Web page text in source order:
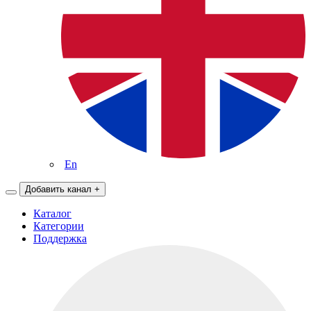
En
Добавить канал +
Каталог
Категории
Поддержка